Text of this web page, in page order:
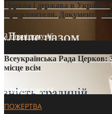
Церква і держава в Україні:
Предстоятеля. Документ
3 тижні тому16
Всеукраїнська Рада Церков:
місце всім
3 тижні тому14
ПОЖЕРТВА